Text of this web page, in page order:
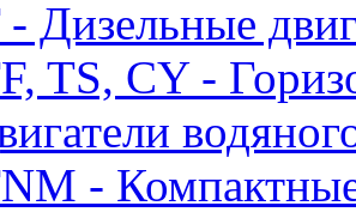
Дизельные
TS, CY -
-